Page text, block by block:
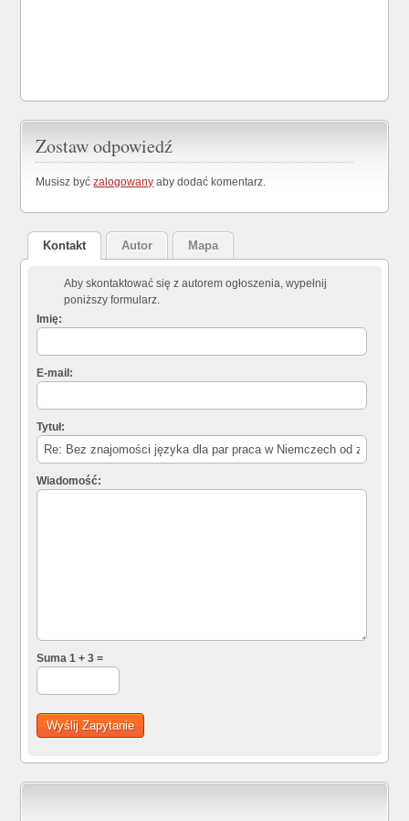
Zostaw odpowiedź
Musisz byćzalogowany aby dodać komentarz.
Kontakt Autor Mapa
Aby skontaktować się z autorem ogłoszenia, wypełnij
poniższy formularz.
Imię:
E-mail:
Tytuł:
Wiadomość:
Suma 1 + 3 =